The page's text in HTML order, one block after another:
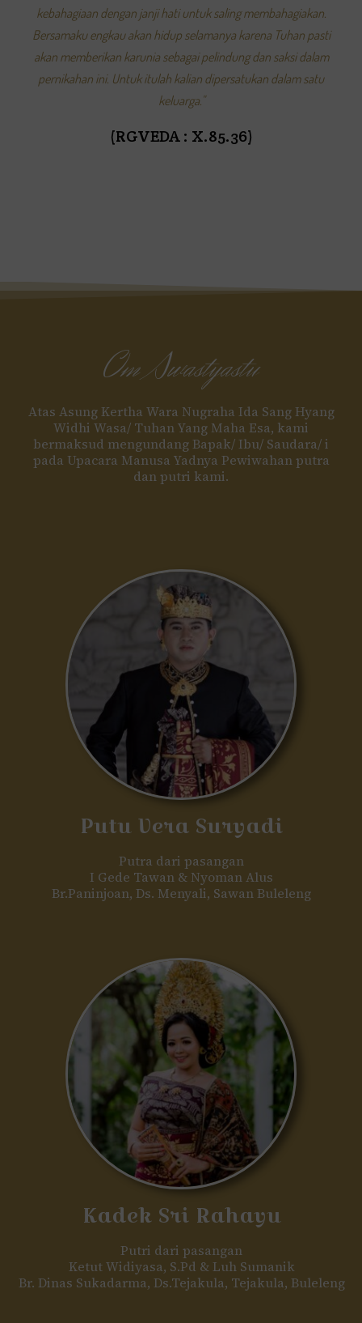
kebahagiaan dengan janji hati untuk saling membahagiakan.
Bersamaku engkau akan hidup selamanya karena Tuhan pasti
akan memberikan karunia sebagai pelindung dan saksi dalam
pernikahan ini. Untuk itulah kalian dipersatukan dalam satu
keluarga."
(RGVEDA : X.85.36)
Om Swastyastu
Atas Asung Kertha Wara Nugraha Ida Sang Hyang
Widhi Wasa/ Tuhan Yang Maha Esa, kami
bermaksud mengundang Bapak/ Ibu/ Saudara/ i
pada Upacara Manusa Yadnya Pewiwahan putra
dan putri kami.
Putu Vera Suryadi
Putra dari pasangan
I Gede Tawan & Nyoman Alus
Br.Paninjoan, Ds. Menyali, Sawan Buleleng
Kadek Sri Rahayu
Putri dari pasangan
Ketut Widiyasa, S.Pd & Luh Sumanik
Br. Dinas Sukadarma, Ds.Tejakula, Tejakula, Buleleng